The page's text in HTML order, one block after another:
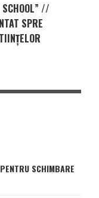
SCHOOL” //
SPRE
SCHIMBARE